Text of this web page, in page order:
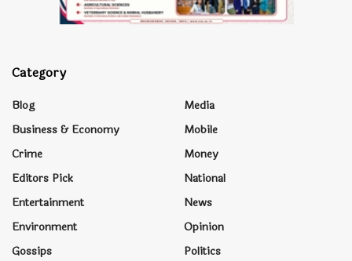
Category
Blog
Business & Economy
Crime
Editors Pick
Entertainment
Environment
Gossips
Media
Mobile
Money
National
News
Opinion
Politics